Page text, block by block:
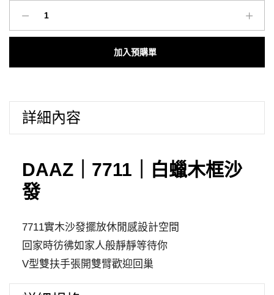
木
具
7711
白
沙
發
量
Add to cart
詳細內容
DAAZ｜7711｜白蠟木框沙
發
7711實木沙發擺放休閒感設計空間
回家時彷彿如家人般靜靜等待你
V型雙扶手張開雙臂歡迎回巢